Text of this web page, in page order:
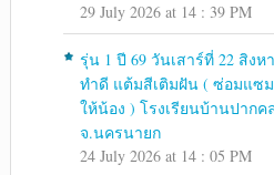
29 July 2026 at 14 : 39 PM
รุ่น 1 ปี 69 วันเสาร์ที่ 22 สิงห
ทำดี แต้มสีเติมฝัน ( ซ่อมแซ
ให้น้อง ) โรงเรียนบ้านปากค
จ.นครนายก
24 July 2026 at 14 : 05 PM